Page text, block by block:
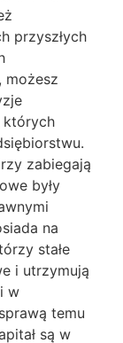
przyszłych
możesz
których
zabiegają
były
na
stałe
i utrzymują
w
temu
są w